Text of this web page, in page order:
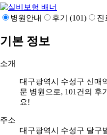
병원안내 후기 (101) 진
기본 정보
소개
대구광역시 수성구 신매
문 병원으로, 101건의 후
요!
주소
대구광역시 수성구 달구